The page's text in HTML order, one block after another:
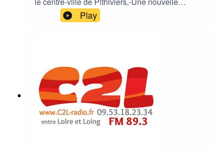
présidente au conseil de surveillance du CHAM,-
Un jeune montargois reçoit la médaille de la Ville
Play